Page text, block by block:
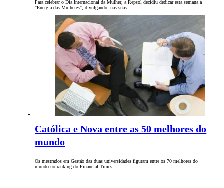
Para celebrar o Dia Internacional da Mulher, a Repsol decidiu dedicar esta semana à
"Energia das Mulheres", divulgando, nas suas…
Católica e Nova entre as 50 melhores do
mundo
Os mestrados em Gestão das duas universidades figuram entre os 70 melhores do
mundo no ranking do Financial Times.